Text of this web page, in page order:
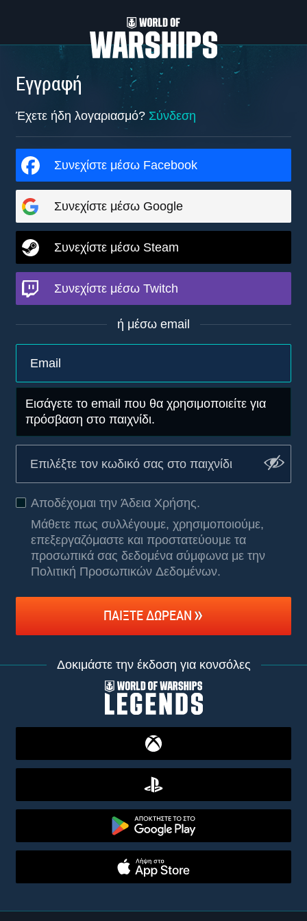
Εγγραφή
Έχετε ήδη λογαριασμό? Σύνδεση
Συνεχίστε μέσω Facebook
Συνεχίστε μέσω Google
Συνεχίστε μέσω Steam
Συνεχίστε μέσω Twitch
ή μέσω email
Εισάγετε το email που θα χρησιμοποιείτε για
πρόσβαση στο παιχνίδι.
Αποδέχομαι την Άδεια Χρήσης.
Μάθετε πως συλλέγουμε, χρησιμοποιούμε,
επεξεργαζόμαστε και προστατεύουμε τα
προσωπικά σας δεδομένα σύμφωνα με την
Πολιτική Προσωπικών Δεδομένων.
ΠΑΊΞΤΕ ΔΩΡΕΆΝ
Δοκιμάστε την έκδοση για κονσόλες